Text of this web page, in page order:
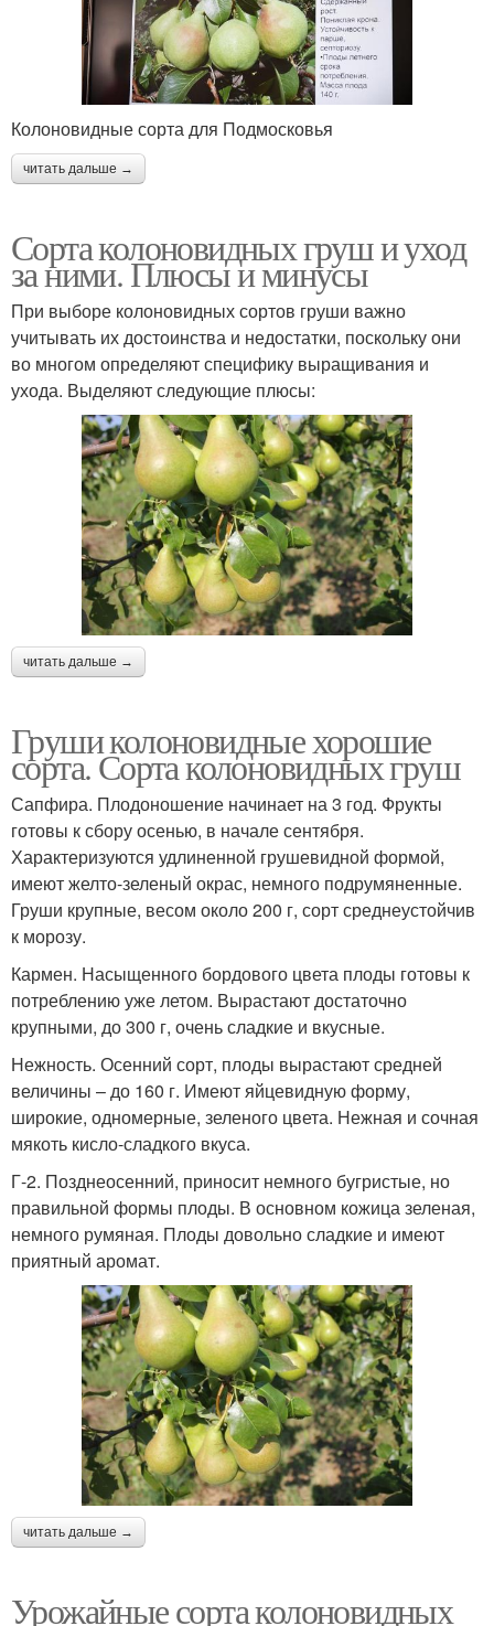
Колоновидные сорта для Подмосковья
читать дальше →
Сорта колоновидных груш и уход
за ними. Плюсы и минусы
При выборе колоновидных сортов груши важно
учитывать их достоинства и недостатки, поскольку они
во многом определяют специфику выращивания и
ухода. Выделяют следующие плюсы:
читать дальше →
Груши колоновидные хорошие
сорта. Сорта колоновидных груш
Сапфира. Плодоношение начинает на 3 год. Фрукты
готовы к сбору осенью, в начале сентября.
Характеризуются удлиненной грушевидной формой,
имеют желто-зеленый окрас, немного подрумяненные.
Груши крупные, весом около 200 г, сорт среднеустойчив
к морозу.
Кармен. Насыщенного бордового цвета плоды готовы к
потреблению уже летом. Вырастают достаточно
крупными, до 300 г, очень сладкие и вкусные.
Нежность. Осенний сорт, плоды вырастают средней
величины – до 160 г. Имеют яйцевидную форму,
широкие, одномерные, зеленого цвета. Нежная и сочная
мякоть кисло-сладкого вкуса.
Г-2. Позднеосенний, приносит немного бугристые, но
правильной формы плоды. В основном кожица зеленая,
немного румяная. Плоды довольно сладкие и имеют
приятный аромат.
читать дальше →
Урожайные сорта колоновидных